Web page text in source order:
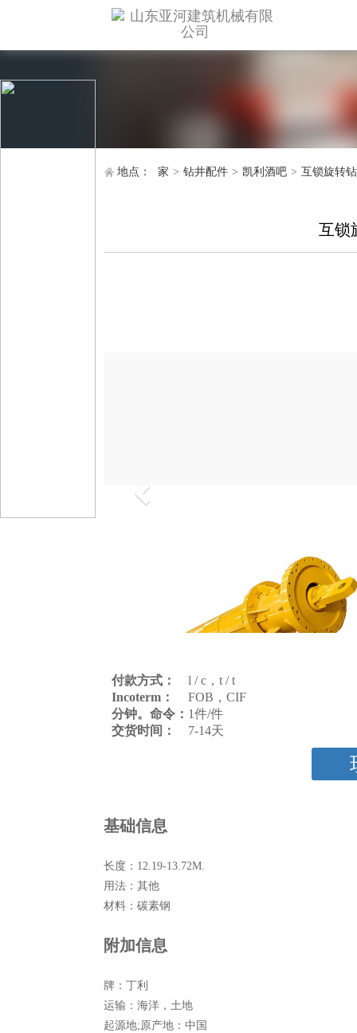
地点： 家 > 钻井配件 > 凯利酒吧 > 互锁旋转
互锁
付款方式：
l / c，t / t
Incoterm：
FOB，CIF
分钟。命令： 1件/件
交货时间：
7-14天
基础信息
长度： 12.19-13.72M.
用法： 其他
材料： 碳素钢
附加信息
牌： 丁利
运输： 海洋，土地
起源地;原产地： 中国